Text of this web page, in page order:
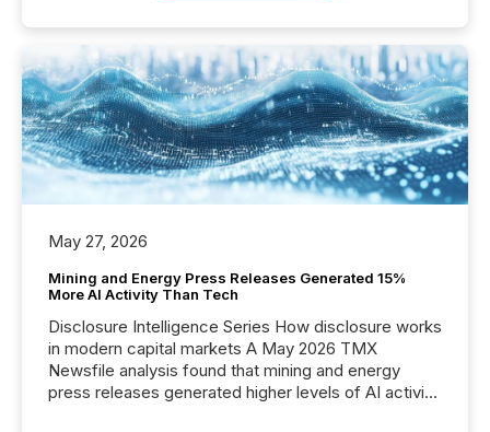
May 27, 2026
Mining and Energy Press Releases Generated 15%
More AI Activity Than Tech
Disclosure Intelligence Series How disclosure works
in modern capital markets A May 2026 TMX
Newsfile analysis found that mining and energy
press releases generated higher levels of AI activity